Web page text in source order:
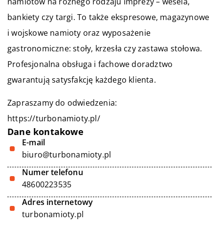
bankiety czy targi. To także ekspresowe, magazynowe
i wojskowe namioty oraz wyposażenie
gastronomiczne: stoły, krzesła czy zastawa stołowa.
Profesjonalna obsługa i fachowe doradztwo
gwarantują satysfakcję każdego klienta.
Zapraszamy do odwiedzenia:
https://turbonamioty.pl/
Dane kontakowe
E-mail
biuro@turbonamioty.pl
Numer telefonu
48600223535
Adres internetowy
turbonamioty.pl